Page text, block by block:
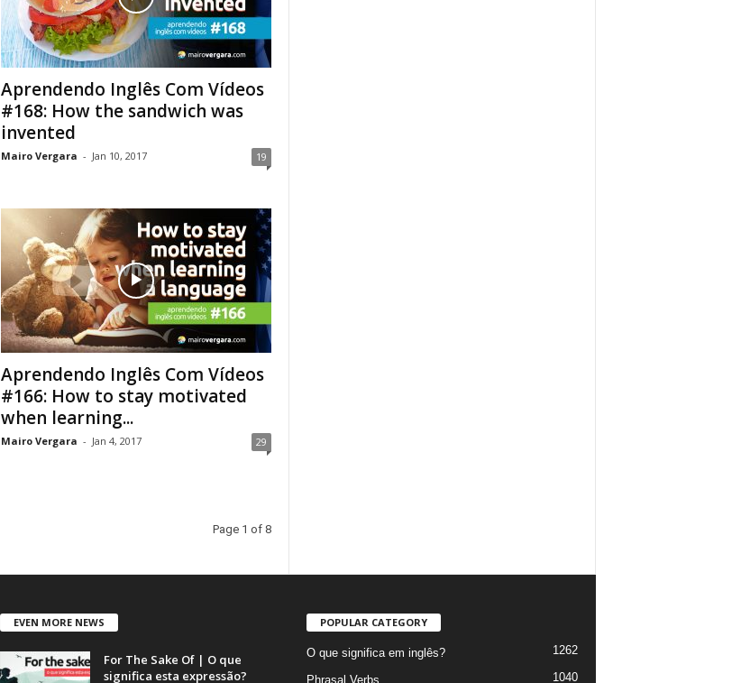
Aprendendo Inglês Com Vídeos
#168: How the sandwich was
invented
Mairo Vergara - Jan 10, 2017 19
Aprendendo Inglês Com Vídeos
#166: How to stay motivated
when learning...
Mairo Vergara - Jan 4, 2017 29
Page 1 of 8
EVEN MORE NEWS
For The Sake Of | O que
significa esta expressão?
POPULAR CATEGORY
O que significa em inglês? 1262
Phrasal Verbs 1040